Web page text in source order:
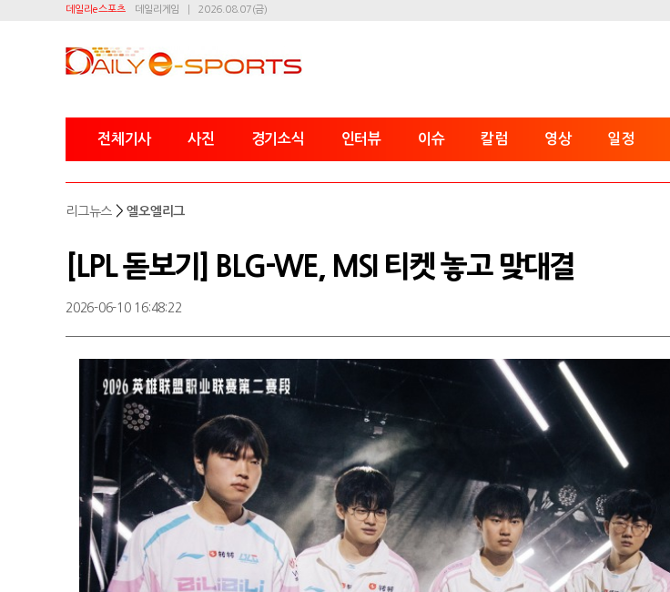
데일리e스포츠 데일리게임 2026.08.07(금)
전체기사 사진 경기소식 인터뷰 이슈 칼럼 영상 일정
리그뉴스 >엘오엘리그
[LPL 돋보기] BLG-WE, MSI 티켓 놓고 맞대결
2026-06-10 16:48:22